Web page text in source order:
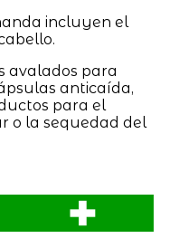
incluyen el
avalados para
anticaída,
para el
o la sequedad del